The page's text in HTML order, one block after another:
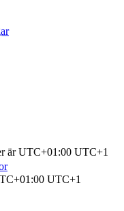
är UTC+01:00 UTC+1
UTC+1